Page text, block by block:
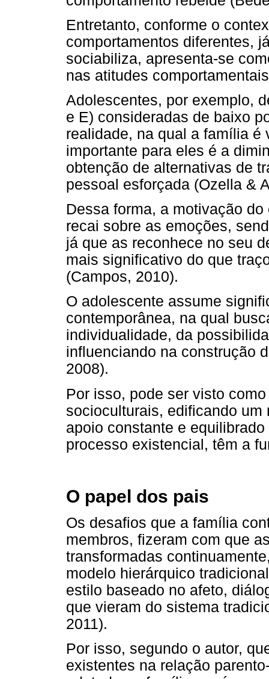
Entretanto, conforme o
comportamentos diferentes,
sociabiliza, apresenta-se
nas atitudes
Adolescentes, por exemplo,
e E) consideradas de baixo
realidade, na qual a família é
importante para eles é a
obtenção de alternativas de
pessoal esforçada (Ozella &
Dessa forma, a motivação
recai sobre as emoções,
já que as reconhece no seu
mais significativo do que
(Campos, 2010).
O adolescente assume
contemporânea, na qual
individualidade, da
influenciando na construção
2008).
Por isso, pode ser visto
socioculturais, edificando
apoio constante e
processo existencial, têm a
O papel dos pais
Os desafios que a família
membros, fizeram com que
transformadas
modelo hierárquico
estilo baseado no afeto,
que vieram do sistema
2011).
Por isso, segundo o autor,
existentes na relação